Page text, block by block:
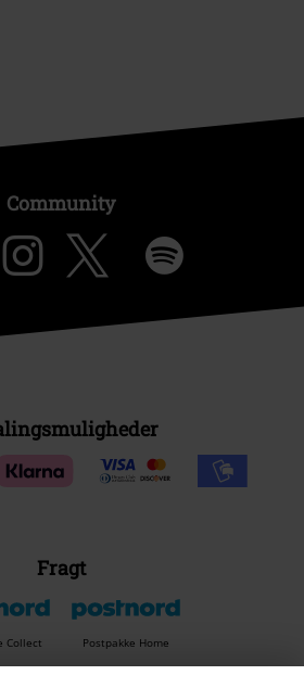
Community
Fragt
Collect Postpakke Home